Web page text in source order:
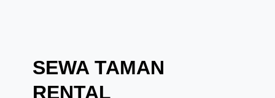
SEWA TAMAN
RENTAL